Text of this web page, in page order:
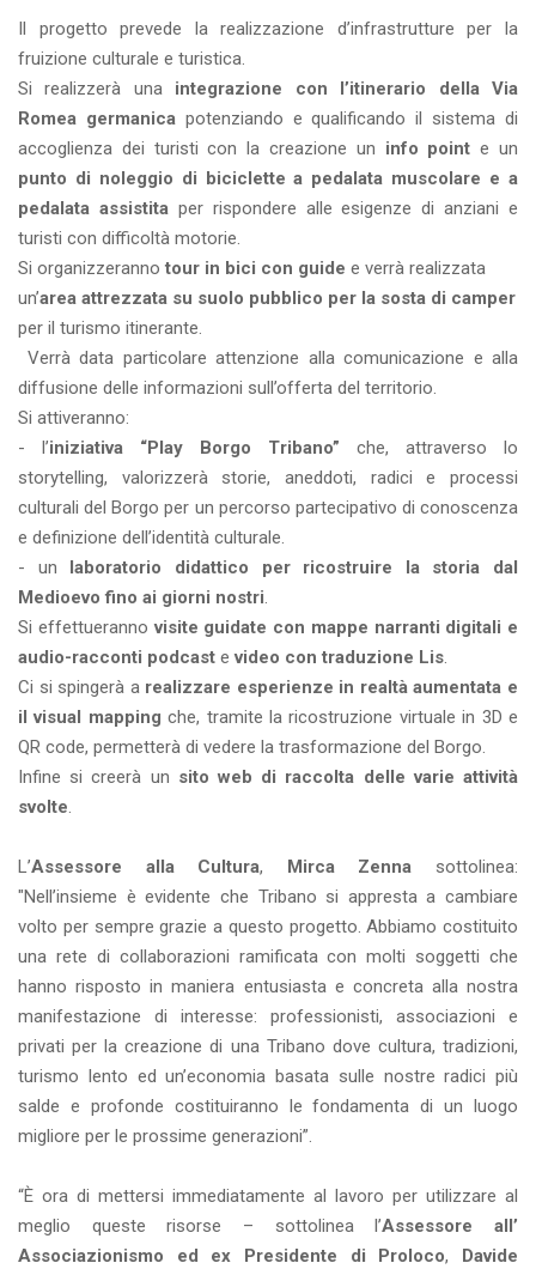
Il progetto prevede la realizzazione d’infrastrutture per la
fruizione culturale e turistica.
Si realizzerà una integrazione con l’itinerario della Via
Romea germanicapotenziando e qualificando il sistema di
accoglienza dei turisti con la creazione un info point e un
punto di noleggio di biciclette a pedalata muscolare e a
pedalata assistitaper rispondere alle esigenze di anziani e
turisti con difficoltà motorie.
Si organizzeranno tour in bici con guide e verrà realizzata
un’area attrezzata su suolo pubblico per la sosta di camper
per il turismo itinerante.
Verrà data particolare attenzione alla comunicazione e alla
diffusione delle informazioni sull’offerta del territorio.
Si attiveranno:
- l’iniziativa “Play Borgo Tribano” che, attraverso lo
storytelling, valorizzerà storie, aneddoti, radici e processi
culturali del Borgo per un percorso partecipativo di conoscenza
e definizione dell’identità culturale.
- un
laboratorio didattico per ricostruire la storia dal
Medioevo fino ai giorni nostri.
Si effettuerannovisite guidate con mappe narranti digitali e
audio-racconti podcast evideo con traduzione Lis.
Ci si spingerà a realizzare esperienze in realtà aumentata e
il visual mapping che, tramite la ricostruzione virtuale in 3D e
QR code, permetterà di vedere la trasformazione del Borgo.
Infine si creerà un sito web di raccolta delle varie attività
svolte.
L’Assessore alla Cultura, Mirca Zenna sottolinea:
"Nell’insieme è evidente che Tribano si appresta a cambiare
volto per sempre grazie a questo progetto. Abbiamo costituito
una rete di collaborazioni ramificata con molti soggetti che
hanno risposto in maniera entusiasta e concreta alla nostra
manifestazione di interesse: professionisti, associazioni e
privati per la creazione di una Tribano dove cultura, tradizioni,
turismo lento ed un’economia basata sulle nostre radici più
salde e profonde costituiranno le fondamenta di un luogo
migliore per le prossime generazioni”.
“È ora di mettersi immediatamente al lavoro per utilizzare al
meglio queste risorse – sottolinea l’Assessore all’
Associazionismo ed ex Presidente di Proloco,
Davide